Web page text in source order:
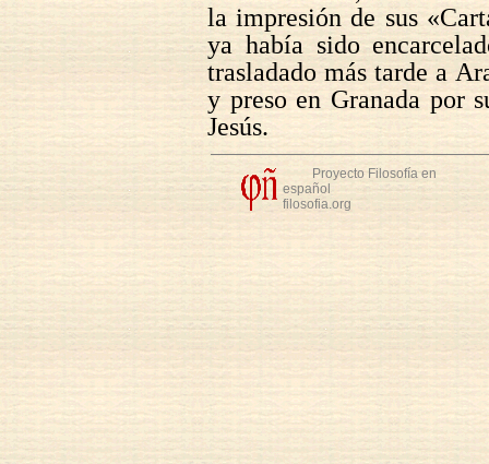
la impresión de sus
ya había sido
trasladado más tarde a
y preso en Granada por
Jesús.
Proyecto Filosofía en
español
filosofia.org